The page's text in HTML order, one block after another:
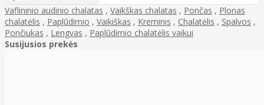
Vaflininio audinio chalatas , Vaikškas chalatas , Pončas , Plonas
chalatėlis , Paplūdimio , Vaikiškas , Kreminis , Chalatėlis , Spalvos ,
Pončiukas , Lengvas , Paplūdimio chalatėlis vaikui
Susijusios prekės